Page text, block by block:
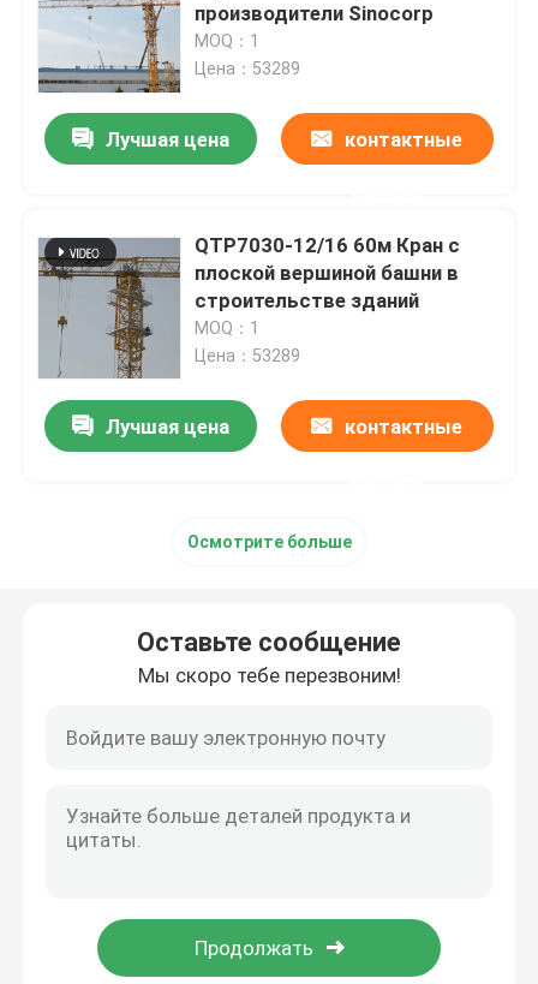
производители Sinocorp
MOQ：1
Цена：53289
Лучшая цена контактные
QTP7030-12/16 60м Кран с
плоской вершиной башни в
строительстве зданий
MOQ：1
Цена：53289
Лучшая цена контактные
Осмотрите больше
Оставьте сообщение
Мы скоро тебе перезвоним!